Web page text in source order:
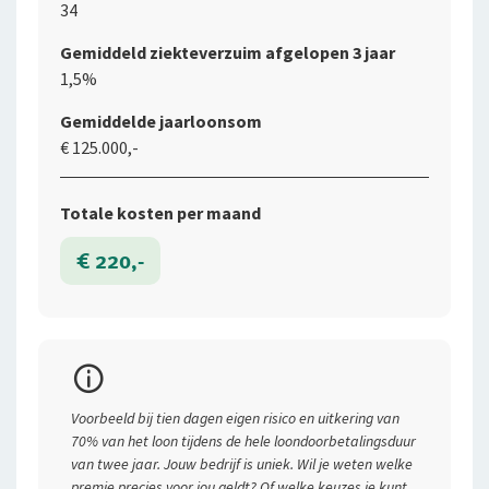
34
Gemiddeld ziekteverzuim afgelopen 3 jaar
1,5%
Gemiddelde jaarloonsom
€ 125.000,-
Totale kosten per maand
€ 220,-
Premievoorbeeld
Soort bedrijf
Aantal personeelsleden
Voorbeeld bij tien dagen eigen risico en uitkering van
70% van het loon tijdens de hele loondoorbetalingsduur
van twee jaar. Jouw bedrijf is uniek. Wil je weten welke